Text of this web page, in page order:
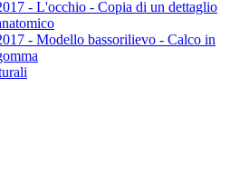
- L'occhio - Copia di un dettaglio
- Modello bassorilievo - Calco in